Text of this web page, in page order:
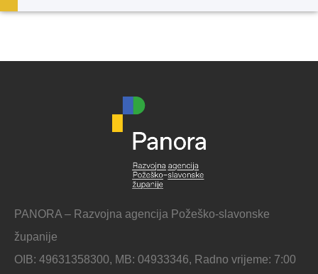
PANORA – Razvojna agencija Požeško-slavonske
županije
OIB: 49631358300, MB: 04933346, Radno vrijeme: 7:00